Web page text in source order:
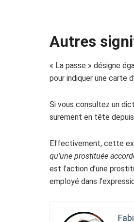
Autres
« La passe » désigne
pour indiquer une carte
Si vous consultez un
surement en tête
Effectivement, cette
qu’une prostituée
est l’action d’une
employé dans